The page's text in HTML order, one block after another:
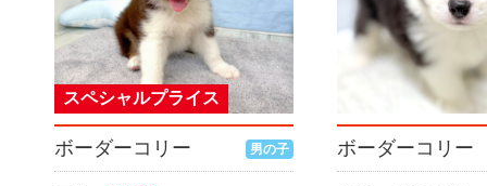
ボーダーコリー 男の子
スペシャルプライス
ボーダーコリー